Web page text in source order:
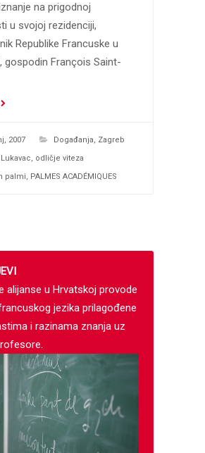
na prigodnoj
u svojoj rezidenciji,
Republike Francuske u
gospodin François Saint-
2007 Događanja, Zagreb
, odličje viteza
palmi, PALMES ACADÉMIQUES
alijanse u Hrvatskoj provode
jezika prilagođene
i razinama znanja uz